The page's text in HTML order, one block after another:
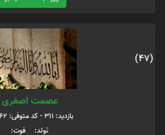
(47)
عصمت اصغری
بازدید: 311 - کد متوفی: 72462
تولد: فوت: